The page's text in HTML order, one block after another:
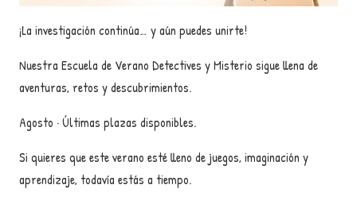
¡La investigación continúa… y aún puedes unirte!
Nuestra Escuela de Verano Detectives y Misterio sigue llena de
aventuras, retos y descubrimientos.
Agosto · Últimas plazas disponibles.
Si quieres que este verano esté lleno de juegos, imaginación y
aprendizaje, todavía estás a tiempo.